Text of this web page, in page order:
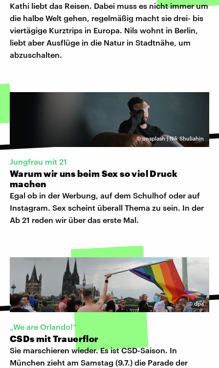
Kathi liebt das Reisen. Dabei muss es nicht immer um
die halbe Welt gehen, regelmäßig macht sie drei- bis
viertägige Kurztrips in Europa. Nils wohnt in Berlin,
liebt aber Ausflüge in die Natur in Stadtnähe, um
abzuschalten.
©unsplash | Nik Shuliahin
Jungfrau mit 21
Warum wir uns beim Sex so viel Druck
machen
Egal ob in der Werbung, auf dem Schulhof oder auf
Instagram. Sex scheint überall Thema zu sein. In der
Ab 21 reden wir über das erste Mal.
©dpa
„We are Orlando!”
CSDs mit Trauerflor
Sie marschieren wieder. Es ist CSD-Saison. In
München zieht am Samstag (9.7.) die Parade der